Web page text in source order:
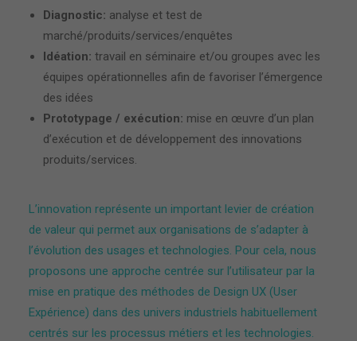
Diagnostic: analyse et test de
marché/produits/services/enquêtes
Idéation: travail en séminaire et/ou groupes avec les
équipes opérationnelles afin de favoriser l’émergence
des idées
Prototypage / exécution: mise en œuvre d’un plan
d’exécution et de développement des innovations
produits/services.
L’innovation représente un important levier de création
de valeur qui permet aux organisations de s’adapter à
l’évolution des usages et technologies. Pour cela, nous
proposons une approche centrée sur l’utilisateur par la
mise en pratique des méthodes de Design UX (User
Expérience) dans des univers industriels habituellement
centrés sur les processus métiers et les technologies.